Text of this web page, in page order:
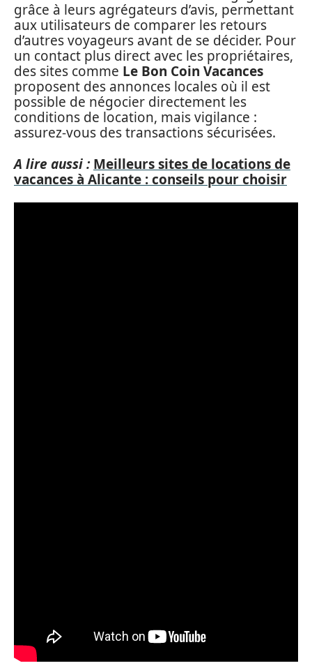
grâce à leurs agrégateurs d’avis, permettant
aux utilisateurs de comparer les retours
d’autres voyageurs avant de se décider. Pour
un contact plus direct avec les propriétaires,
des sites comme Le Bon Coin Vacances
proposent des annonces locales où il est
possible de négocier directement les
conditions de location, mais vigilance :
assurez-vous des transactions sécurisées.
A lire aussi : Meilleurs sites de locations de
vacances à Alicante : conseils pour choisir